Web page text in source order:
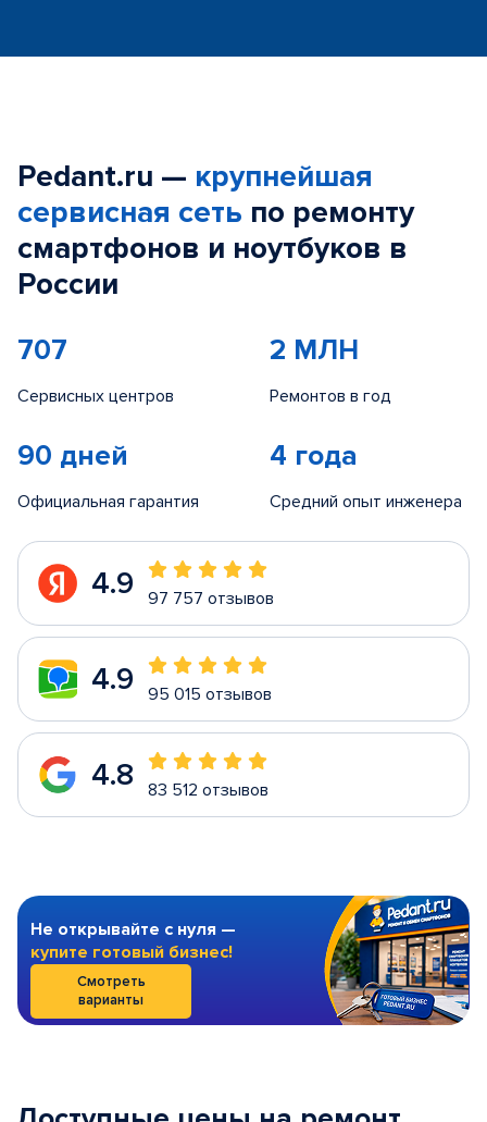
Pedant.ru — крупнейшая
сервисная сеть по ремонту
смартфонов и ноутбуков в
России
707
Сервисных центров
2 МЛН
Ремонтов в год
90 дней
Официальная гарантия
4 года
Средний опыт инженера
4.9 97 757 отзывов
4.9 95 015 отзывов
4.8 83 512 отзывов
Не открывайте с нуля —
купите готовый бизнес!
Смотреть
варианты